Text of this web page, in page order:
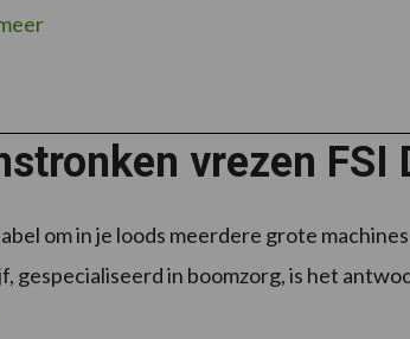
vrezen
om in je loods meerdere grote
gespecialiseerd in boomzorg, is het